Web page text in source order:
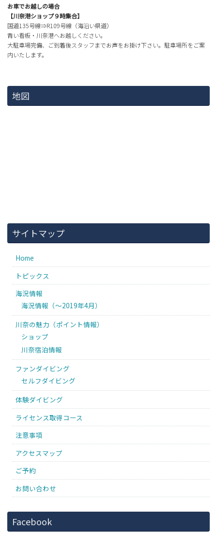
お車でお越しの場合
【川奈港ショップ９時集合】
国道135号線⇒R109号線（海沿い県道）
青い看板・川奈港へお越しください。
大駐車場完備、ご到着後スタッフまでお声をお掛け下さい。駐車場所をご案
内いたします。
地図
サイトマップ
Home
トピックス
海況情報
海況情報（〜2019年4月）
川奈の魅力（ポイント情報）
ショップ
川奈宿泊情報
ファンダイビング
セルフダイビング
体験ダイビング
ライセンス取得コース
注意事項
アクセスマップ
ご予約
お問い合わせ
Facebook